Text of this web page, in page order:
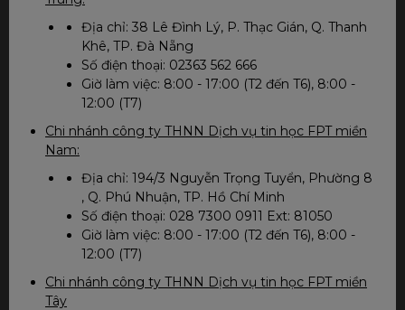
Địa chỉ: 38 Lê Đình Lý, P. Thạc Gián, Q. Thanh
Khê, TP. Đà Nẵng
Số điện thoại: 02363 562 666
Giờ làm việc: 8:00 - 17:00 (T2 đến T6), 8:00 -
12:00 (T7)
Chi nhánh công ty THNN Dịch vụ tin học FPT miền
Nam:
Địa chỉ: 194/3 Nguyễn Trọng Tuyển, Phường 8
, Q. Phú Nhuận, TP. Hồ Chí Minh
Số điện thoại: 028 7300 0911 Ext: 81050
Giờ làm việc: 8:00 - 17:00 (T2 đến T6), 8:00 -
12:00 (T7)
Chi nhánh công ty THNN Dịch vụ tin học FPT miền
Tây